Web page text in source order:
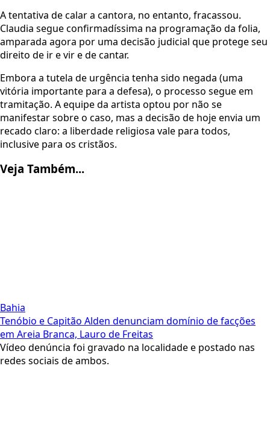
A tentativa de calar a cantora, no entanto, fracassou.
Claudia segue confirmadíssima na programação da folia,
amparada agora por uma decisão judicial que protege seu
direito de ir e vir e de cantar.
Embora a tutela de urgência tenha sido negada (uma
vitória importante para a defesa), o processo segue em
tramitação. A equipe da artista optou por não se
manifestar sobre o caso, mas a decisão de hoje envia um
recado claro: a liberdade religiosa vale para todos,
inclusive para os cristãos.
Veja Também...
Bahia
Tenóbio e Capitão Alden denunciam domínio de facções
em Areia Branca, Lauro de Freitas
Vídeo denúncia foi gravado na localidade e postado nas
redes sociais de ambos.